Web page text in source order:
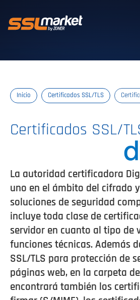
Certificados
Inicio Certificados SSL/TLS
Certificados SSL/
La autoridad certificadora
uno en el ámbito del cifrado
soluciones de seguridad
incluye toda clase de
servidor en cuanto al tipo de
funciones técnicas. Además
SSL/TLS para protección de
páginas web, en la carpeta
encontrará también los